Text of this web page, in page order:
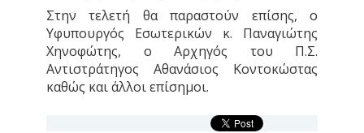
Στην τελετή θα παραστούν επίσης, ο
Υφυπουργός Εσωτερικών κ. Παναγιώτης
Χηνοφώτης, ο Αρχηγός του Π.Σ.
Αντιστράτηγος Αθανάσιος Κοντοκώστας
καθώς και άλλοι επίσημοι.